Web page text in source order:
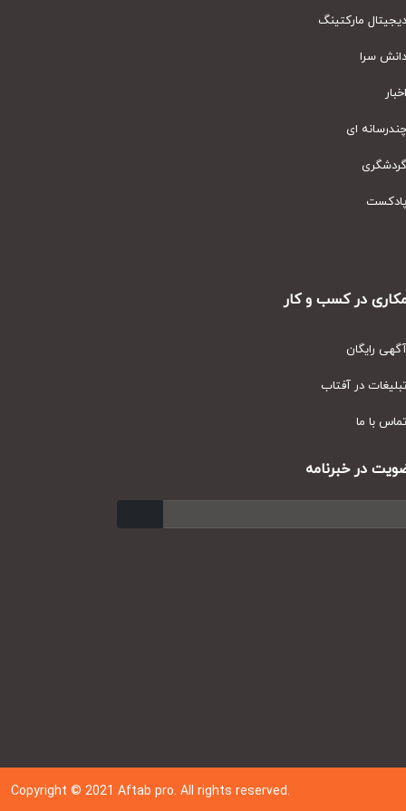
مارکتینگ
سرا
ای
در کسب و کار
رایگان
در آفتاب
با ما
در خبرنامه
Copyright © 202 1Aftab pro. All rights reserved.